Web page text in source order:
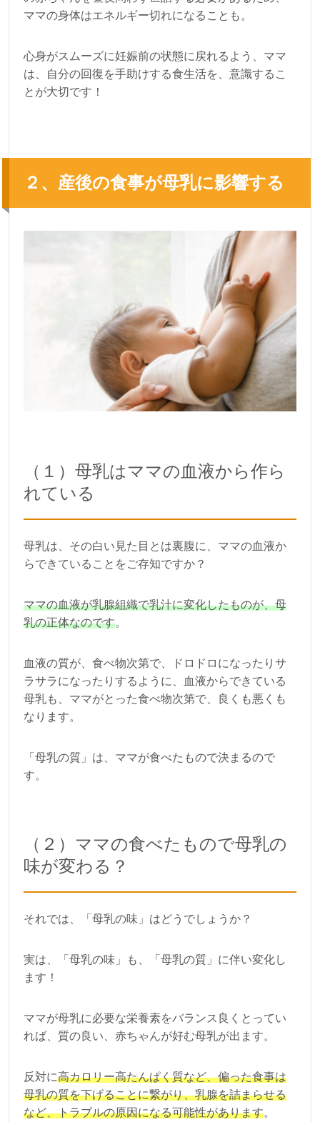
ママの身体はエネルギー切れになることも。
心身がスムーズに妊娠前の状態に戻れるよう、ママ
は、自分の回復を手助けする食生活を、意識するこ
とが大切です！
２、産後の食事が母乳に影響する
（１）母乳はママの血液から作ら
れている
母乳は、その白い見た目とは裏腹に、ママの血液か
らできていることをご存知ですか？
ママの血液が乳腺組織で乳汁に変化したものが、母
乳の正体なのです。
血液の質が、食べ物次第で、ドロドロになったりサ
ラサラになったりするように、血液からできている
母乳も、ママがとった食べ物次第で、良くも悪くも
なります。
「母乳の質」は、ママが食べたもので決まるので
す。
（２）ママの食べたもので母乳の
味が変わる？
それでは、「母乳の味」はどうでしょうか？
実は、「母乳の味」も、「母乳の質」に伴い変化し
ます！
ママが母乳に必要な栄養素をバランス良くとってい
れば、質の良い、赤ちゃんが好む母乳が出ます。
反対に高カロリー高たんぱく質など、偏った食事は
母乳の質を下げることに繋がり、乳腺を詰まらせる
など、トラブルの原因になる可能性があります。